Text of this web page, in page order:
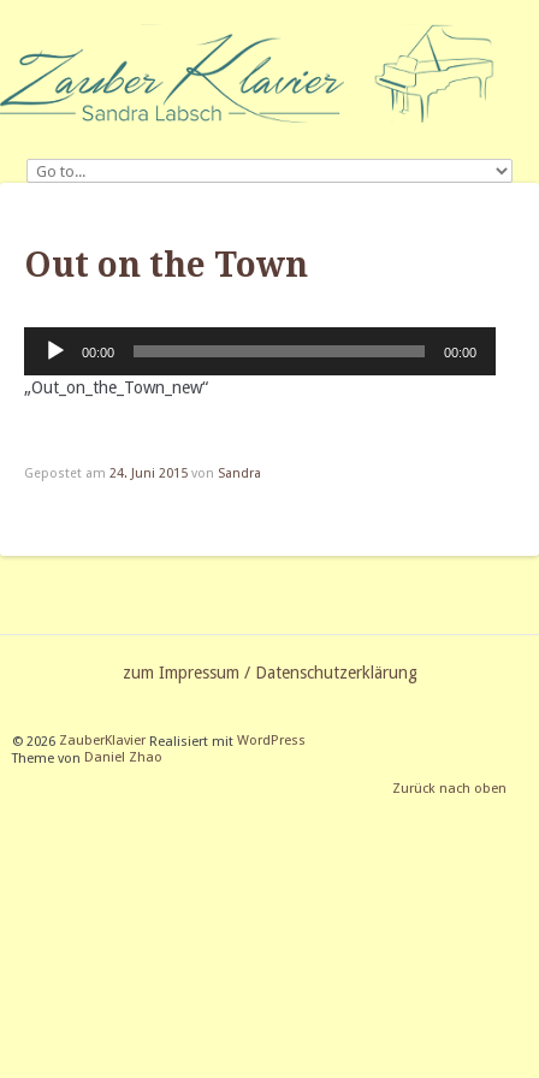
Out on the Town
Audio-
Player
00:00 00:00
„Out_on_the_Town_new“
Gepostet am 24. Juni 2015 von Sandra
zum Impressum / Datenschutzerklärung
© 2026 ZauberKlavierRealisiert mit WordPress
Theme von Daniel Zhao
Zurück nach oben